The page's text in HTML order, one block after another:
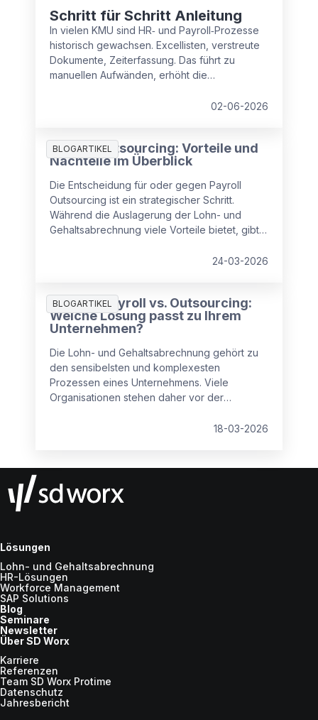
Schritt für Schritt Anleitung
In vielen KMU sind HR‑ und Payroll‑Prozesse
historisch gewachsen. Excellisten, verstreute
Dokumente, Zeiterfassung. Das führt zu
manuellen Aufwänden, erhöht die
Lesen Sie, wie Sie in drei Schritten strukturiert
02-06-2026
BLOGARTIKEL
Payroll Outsourcing: Vorteile und
Nachteile im Überblick
Die Entscheidung für oder gegen Payroll
Outsourcing ist ein strategischer Schritt.
Während die Auslagerung der Lohn- und
Gehaltsabrechnung viele Vorteile bietet, gibt
24-03-2026
BLOGARTIKEL
Inhouse Payroll vs. Outsourcing:
Welche Lösung passt zu Ihrem
Unternehmen?
Die Lohn- und Gehaltsabrechnung gehört zu
den sensibelsten und komplexesten
Prozessen eines Unternehmens. Viele
Organisationen stehen daher vor der
an einen externen Dienstleister auslagern?
18-03-2026
Lösungen
Lohn- und Gehaltsabrechnung
HR-Lösungen
Workforce Management
SAP Solutions
Blog
Seminare
Newsletter
Über SD Worx
Karriere
Referenzen
Team SD Worx Protime
Datenschutz
Jahresbericht